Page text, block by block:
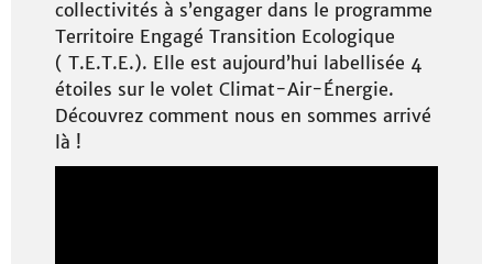
collectivités à s’engager dans le programme
Territoire Engagé Transition Ecologique
( T.E.T.E.). Elle est aujourd’hui labellisée 4
étoiles sur le volet Climat-Air-Énergie.
Découvrez comment nous en sommes arrivé
là !